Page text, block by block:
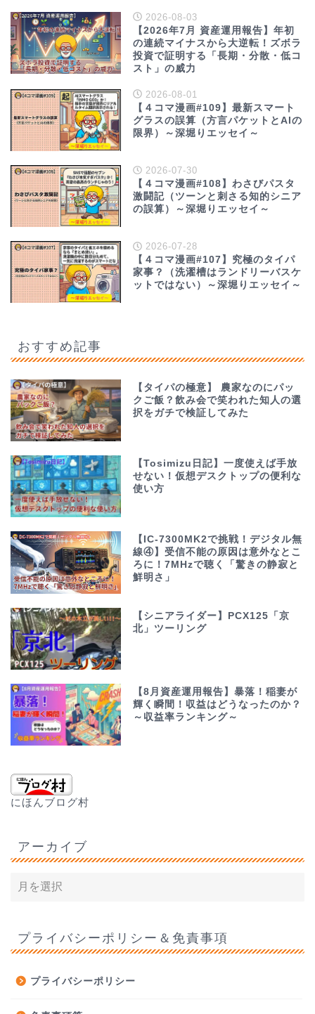
2026-08-03
【2026年7月 資産運用報告】年初
の連続マイナスから大逆転！ズボラ
投資で証明する「長期・分散・低コ
スト」の威力
2026-08-01
【４コマ漫画#109】最新スマート
グラスの誤算（方言パケットとAIの
限界）～深堀りエッセイ～
2026-07-30
【４コマ漫画#108】わさびパスタ
激闘記（ツーンと刺さる知的シニア
の誤算）～深堀りエッセイ～
2026-07-28
【４コマ漫画#107】究極のタイパ
家事？（洗濯槽はランドリーバスケ
ットではない）～深堀りエッセイ～
おすすめ記事
【タイパの極意】 農家なのにパッ
クご飯？飲み会で笑われた知人の選
択をガチで検証してみた
【Tosimizu日記】一度使えば手放
せない！仮想デスクトップの便利な
使い方
【IC-7300MK2で挑戦！デジタル無
線④】受信不能の原因は意外なとこ
ろに！7MHzで聴く「驚きの静寂と
鮮明さ」
【シニアライダー】PCX125「京
北」ツーリング
【8月資産運用報告】暴落！稲妻が
輝く瞬間！収益はどうなったのか？
～収益率ランキング～
にほんブログ村
アーカイブ
プライバシーポリシー＆免責事項
プライバシーポリシー